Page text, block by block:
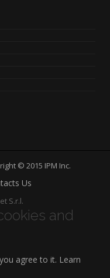
© 2015 IPM Inc.
Us
S.r.l.
and
agree to it. Learn